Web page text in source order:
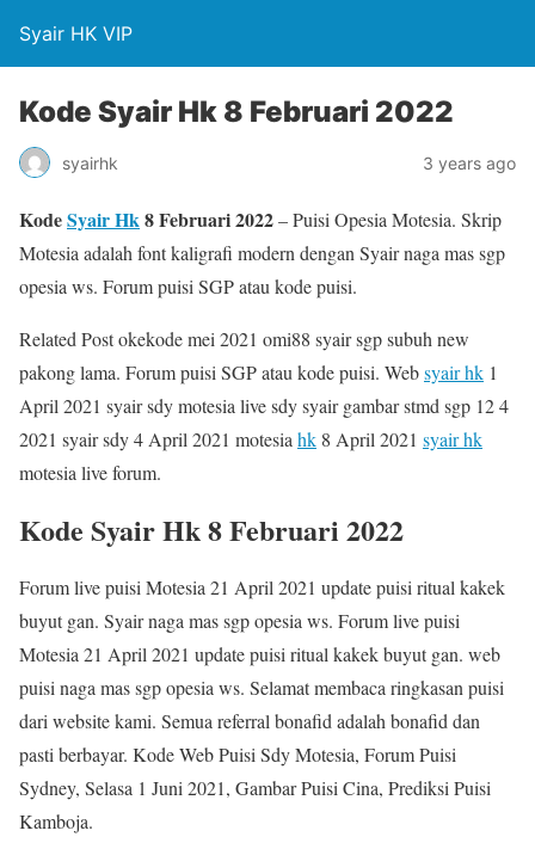
Syair HK VIP
Kode Syair Hk 8 Februari 2022
syairhk 3 years ago
KodeSyair Hk8 Februari 2022– Puisi Opesia Motesia. Skrip
Motesia adalah font kaligrafi modern dengan Syair naga mas sgp
opesia ws. Forum puisi SGP atau kode puisi.
Related Post okekode mei 2021 omi88 syair sgp subuh new
pakong lama. Forum puisi SGP atau kode puisi. Websyair hk 1
April 2021 syair sdy motesia live sdy syair gambar stmd sgp 12 4
2021 syair sdy 4 April 2021 motesia hk 8 April 2021 syair hk
motesia live forum.
Kode Syair Hk 8 Februari 2022
Forum live puisi Motesia 21 April 2021 update puisi ritual kakek
buyut gan. Syair naga mas sgp opesia ws. Forum live puisi
Motesia 21 April 2021 update puisi ritual kakek buyut gan. web
puisi naga mas sgp opesia ws. Selamat membaca ringkasan puisi
dari website kami. Semua referral bonafid adalah bonafid dan
pasti berbayar. Kode Web Puisi Sdy Motesia, Forum Puisi
Sydney, Selasa 1 Juni 2021, Gambar Puisi Cina, Prediksi Puisi
Kamboja.